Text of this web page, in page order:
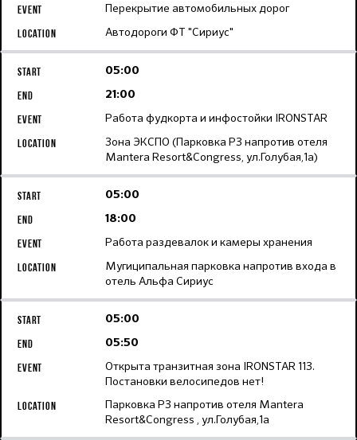
Перекрытие автомобильных дорог
Автодороги ФТ "Сириус"
05:00
21:00
Работа фудкорта и инфостойки IRONSTAR
Зона ЭКСПО (Парковка Р3 напротив отеля
Mantera Resort&Congress, ул.Голубая,1а)
05:00
18:00
Работа раздевалок и камеры хранения
Мугиципальная парковка напротив входа в
отель Альфа Сириус
05:00
05:50
Открыта транзитная зона IRONSTAR 113.
Постановки велосипедов нет!
Парковка Р3 напротив отеля Mantera
Resort&Congress , ул.Голубая,1а